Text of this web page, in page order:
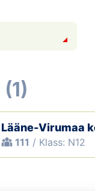
(1)
Lääne-Virumaa
111 / Klass: N12